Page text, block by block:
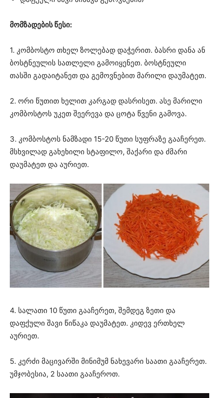
მომზადების წესი:
1. კომბოსტო თხელ ზოლებად დაჭერით. ბასრი დანა ან
ბოსტნეულის სათლელი გამოიყენეთ. ბოსტნეული
თასში გადაიტანეთ და გემოვნებით მარილი დაუმატეთ.
2. ორი წუთით ხელით კარგად დასრისეთ. ასე მარილი
კომბოსტოს უკეთ შეერევა და ცოტა წვენი გამოვა.
3. კომბოსტოს ნამზადი 15-20 წუთი სუფრაზე გააჩერეთ.
მსხვილად გახეხილი სტაფილო, შაქარი და ძმარი
დაუმატეთ და აურიეთ.
4. სალათი 10 წუთი გააჩერეთ, შემდეგ ზეთი და
დაფქული შავი წიწაკა დაუმატეთ. კიდევ ერთხელ
აურიეთ.
5. კერძი მაცივარში მინიმუმ ნახევარი საათი გააჩერეთ.
უმჯობესია, 2 საათი გააჩეროთ.